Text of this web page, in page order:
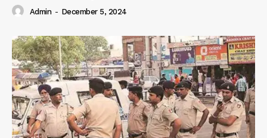
Admin - December 5, 2024